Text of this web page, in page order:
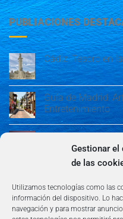
Gestionar el
de las
Utilizamos tecnologías como las
información del dispositivo. Lo
navegación y para mostrar
PUBLIACIONES
Cádiz: Tesoro en
Guía de Madrid:
Entretenimiento
Entretenimiento